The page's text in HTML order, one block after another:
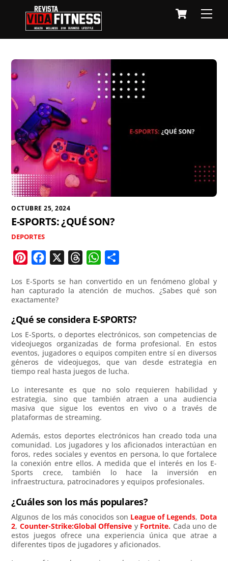
content
Cart
OCTUBRE 25, 2024
E-SPORTS: ¿QUÉ SON?
DEPORTES
n
t
e
e
s
t
c
e
o
k
r
s
W
a
s
A
p
p
m
a
r
t
i
r
Los E-Sports se han convertido en un fenómeno global y
han capturado la atención de muchos. ¿Sabes qué son
exactamente?
¿Qué se considera E-SPORTS?
Los E-Sports, o deportes electrónicos, son competencias de
videojuegos organizadas de forma profesional. En estos
eventos, jugadores o equipos compiten entre sí en diversos
géneros de videojuegos, que van desde estrategia en
tiempo real hasta juegos de lucha.
Lo interesante es que no solo requieren habilidad y
estrategia, sino que también atraen a una audiencia
masiva que sigue los eventos en vivo o a través de
plataformas de streaming.
Además, estos deportes electrónicos han creado toda una
comunidad. Los jugadores y los aficionados interactúan en
foros, redes sociales y eventos en persona, lo que fortalece
la conexión entre ellos. A medida que el interés en los E-
Sports crece, también lo hace la inversión en
infraestructura, patrocinadores y equipos profesionales.
¿Cuáles son los más populares?
Algunos de los más conocidos son League of Legends, Dota
2, Counter-Strike:Global Offensive yFortnite. Cada uno de
estos juegos ofrece una experiencia única que atrae a
diferentes tipos de jugadores y aficionados.